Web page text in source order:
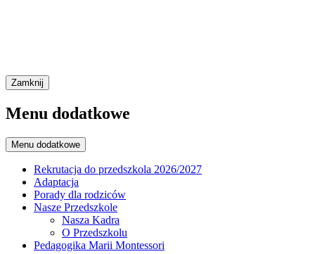
Zamknij
Menu dodatkowe
Menu dodatkowe
Rekrutacja do przedszkola 2026/2027
Adaptacja
Porady dla rodziców
Nasze Przedszkole
Nasza Kadra
O Przedszkolu
Pedagogika Marii Montessori